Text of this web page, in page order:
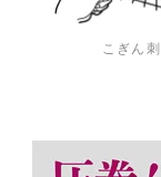
こぎん